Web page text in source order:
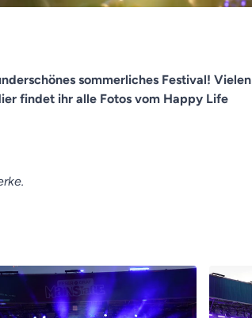
sommerliches Festival! Vielen
findet ihr alle Fotos vom Happy Life